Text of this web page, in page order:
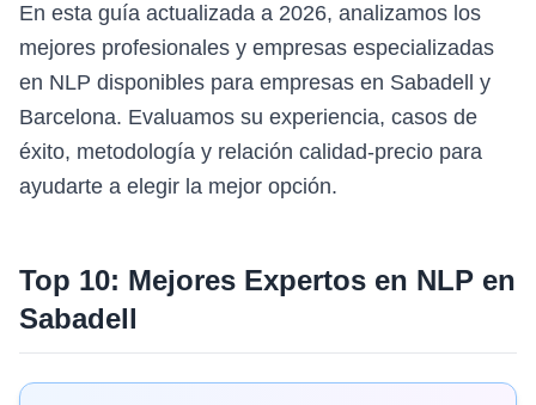
En esta guía actualizada a 2026, analizamos los
mejores profesionales y empresas especializadas
en NLP disponibles para empresas en Sabadell y
Barcelona. Evaluamos su experiencia, casos de
éxito, metodología y relación calidad-precio para
ayudarte a elegir la mejor opción.
Top 10: Mejores Expertos en NLP en
Sabadell